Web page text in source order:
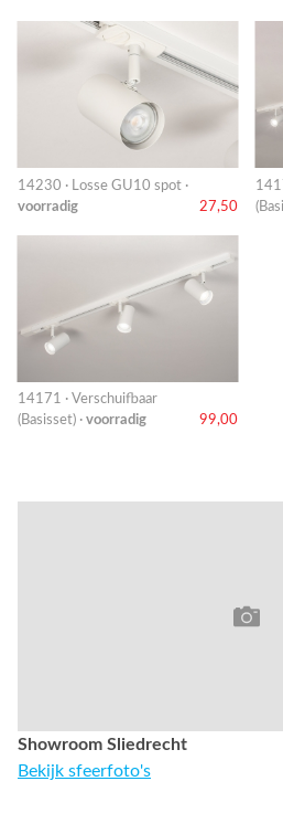
14230 · Losse GU10 spot ·
voorradig
27,50
14171 · Verschuifbaar
(Basisset) · voorradig 99,00
Showroom Sliedrecht
Bekijk sfeerfoto's